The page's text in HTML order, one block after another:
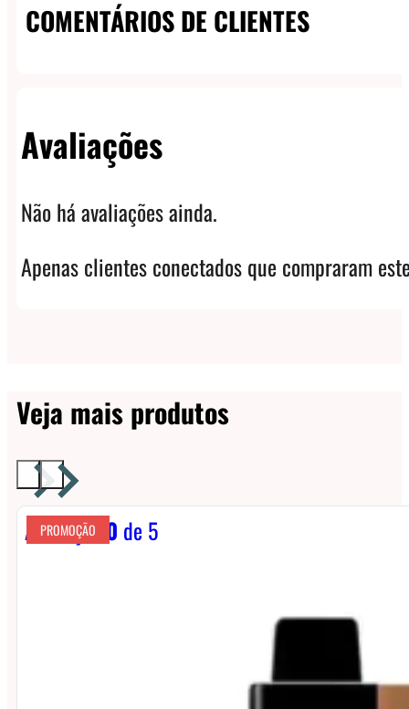
COMENTÁRIOS DE CLIENTES
Avaliações
Não há avaliações ainda.
Apenas clientes conectados que compraram
Veja mais produtos
Avaliação 0 de 5
PROMOÇÃO